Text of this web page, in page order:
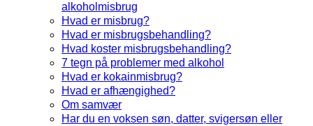
alkoholmisbrug
Hvad er misbrug?
Hvad er misbrugsbehandling?
Hvad koster misbrugsbehandling?
7 tegn på problemer med alkohol
Hvad er kokainmisbrug?
Hvad er afhængighed?
Om samvær
Har du en voksen søn, datter, svigersøn eller